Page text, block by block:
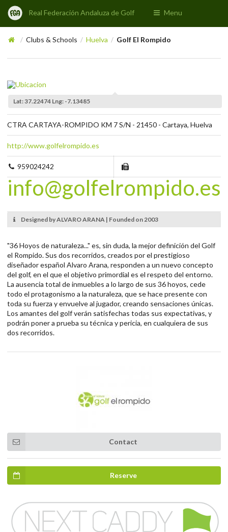
Real Federación Andaluza de Golf Menu
/ Clubs & Schools / Huelva / Golf El Rompido
Lat: 37.22474 Lng: -7.13485
CTRA CARTAYA-ROMPIDO KM 7 S/N - 21450 - Cartaya, Huelva
http://www.golfelrompido.es
959024242
info@golfelrompido.es
Designed by ALVARO ARANA | Founded on 2003
"36 Hoyos de naturaleza..." es, sin duda, la mejor definición del Golf
el Rompido. Sus dos recorridos, creados por el prestigioso
diseñador español Alvaro Arana, responden a un nuevo concepto
del golf, en el que el objetivo primordial es el respeto del entorno.
La ausencia total de inmuebles a lo largo de sus 36 hoyos, cede
todo el protagonismo a la naturaleza, que se hace presente con
toda su fuerza y envuelve al jugador, creando sensaciones únicas.
Los amantes del golf verán satisfechas todas sus expectativas, y
podrán poner a prueba su técnica y pericia, en cualquiera de sus
dos recorridos.
Contact
Reserve